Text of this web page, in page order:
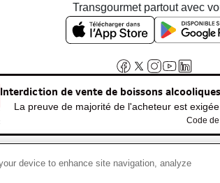
Transgourmet partout avec
Interdiction de vente de boissons
La preuve de majorité de l'acheteur est
Code
© Tous droits
device to enhance site navigation, analyze